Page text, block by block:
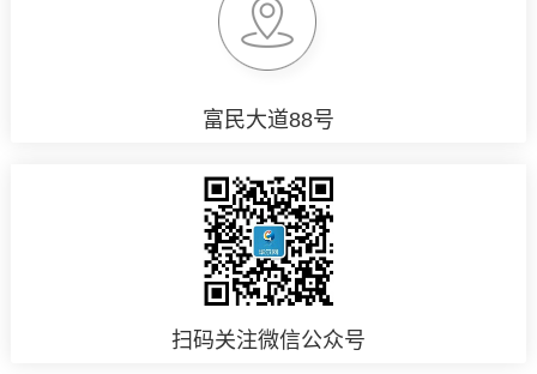
富民大道88号
扫码关注微信公众号